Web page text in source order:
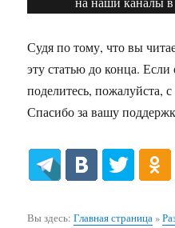
Судя по тому, что вы
эту статью до конца.
поделитесь,
Спасибо за вашу
Вы здесь:Главная страница»